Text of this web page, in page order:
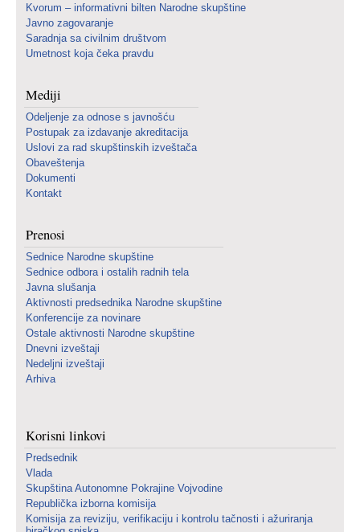
Kvorum – informativni bilten Narodne skupštine
Javno zagovaranje
Saradnja sa civilnim društvom
Umetnost koja čeka pravdu
Mediji
Odeljenje za odnose s javnošću
Postupak za izdavanje akreditacija
Uslovi za rad skupštinskih izveštača
Obaveštenja
Dokumenti
Kontakt
Prenosi
Sednice Narodne skupštine
Sednice odbora i ostalih radnih tela
Javna slušanja
Aktivnosti predsednika Narodne skupštine
Konferencije za novinare
Ostale aktivnosti Narodne skupštine
Dnevni izveštaji
Nedeljni izveštaji
Arhiva
Korisni linkovi
Predsednik
Vlada
Skupština Autonomne Pokrajine Vojvodine
Republička izborna komisija
Komisija za reviziju, verifikaciju i kontrolu tačnosti i ažuriranja